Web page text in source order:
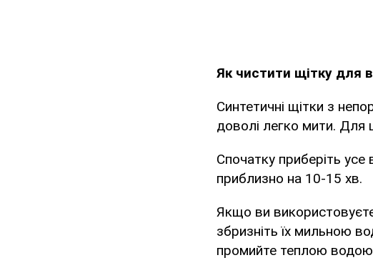
Як чистити щітку для
Синтетичні щітки з
доволі легко мити.
Спочатку приберіть усе
приблизно на 10-15 хв.
Якщо ви використовуєте
збризніть їх мильною
промийте теплою водою